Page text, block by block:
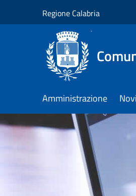
Regione Calabria
Amministrazione